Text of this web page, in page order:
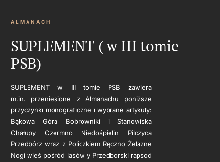
ALMANACH
SUPLEMENT ( w III tomie
PSB)
SUPLEMENT w III tomie PSB zawiera
m.in. przeniesione z Almanachu poniższe
przyczynki monograficzne i wybrane artykuły:
Bąkowa Góra Bobrowniki i Stanowiska
Chałupy Czermno Niedośpielin Pilczyca
Przedbórz wraz z Policzkiem Ręczno Żelazne
Nogi wieś pośród lasów y Przedborski rapsod